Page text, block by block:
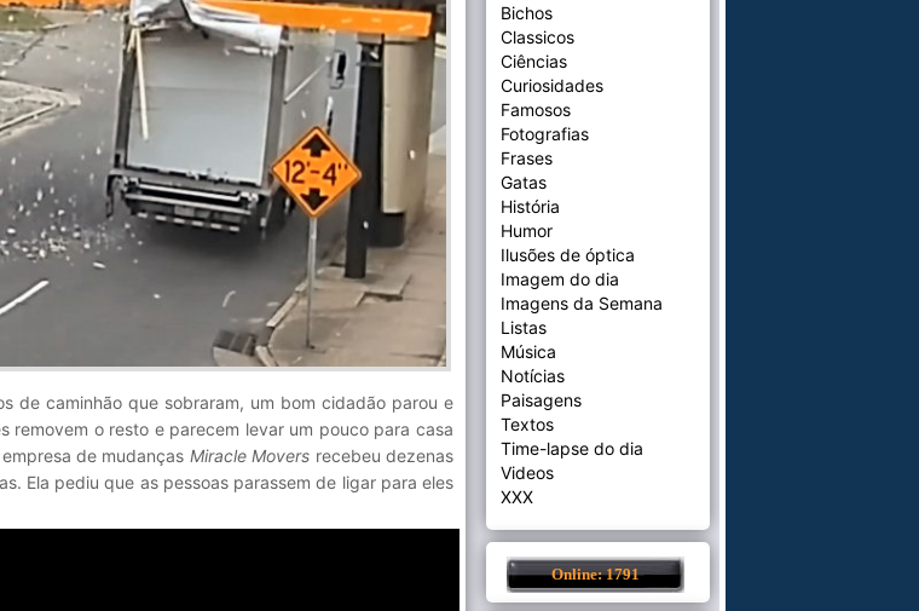
de caminhão que sobraram, um bom cidadão parou e
removem o resto e parecem levar um pouco para casa
de mudanças Miracle Movers recebeu dezenas
Ela pediu que as pessoas parassem de ligar para eles
Bichos
Classicos
Ciências
Curiosidades
Famosos
Fotografias
Frases
Gatas
História
Humor
Ilusões de óptica
Imagem do dia
Imagens da Semana
Listas
Música
Notícias
Paisagens
Textos
Time-lapse do dia
Videos
XXX
Online: 1791